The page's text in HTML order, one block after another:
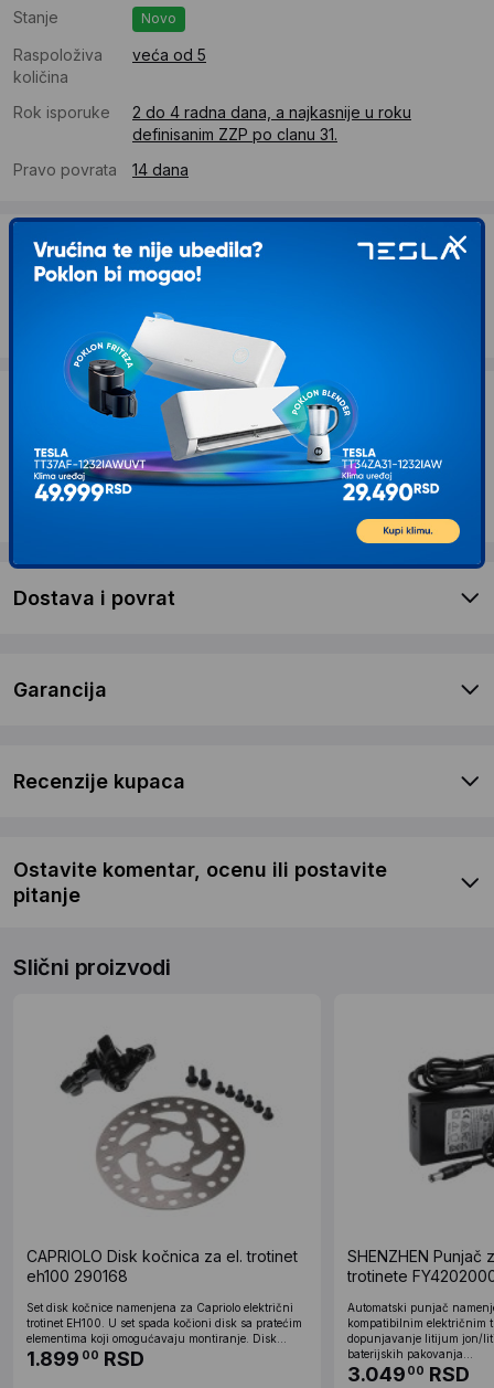
Stanje Novo
Raspoloživa
količina
veća od 5
Rok isporuke
2 do 4 radna dana, a najkasnije u roku
definisanim ZZP po clanu 31.
Pravo povrata
14 dana
Dostava
Standardna dostava se očekuje u roku od 2 do 4 radna
Troskovi dostave 490 RSD
Želite li ponudu za firmu?
Kontaktirajte nas
Opis proizvoda MS Urban X
Dostava i povrat
Garancija
Recenzije kupaca
Ostavite komentar, ocenu ili postavite
pitanje
Slični proizvodi
CAPRIOLO Disk kočnica za el. trotinet
eh100 290168
Set disk kočnice namenjena za Capriolo električni
trotinet EH100. U set spada kočioni disk sa pratećim
elementima koji omogućavaju montiranje. Disk...
1.899 00 RSD
SHENZHEN Punjač
trotinete
Automatski punjač
kompatibilnim električnim
dopunjavanje litijum jon/
baterijskih pakovanja...
3.049 00 RSD